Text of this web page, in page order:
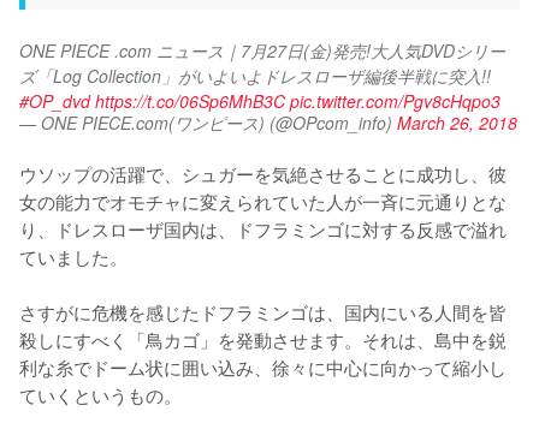
ONE PIECE .com ニュース｜7月27日(金)発売!大人気DVDシリー
#OP_dvd https://t.co/06Sp6MhB3C pic.twitter.com/Pgv8cHqpo3
— ONE PIECE.com(ワンピース) (@OPcom_info) March 26, 2018
ウソップの活躍で、シュガーを気絶させることに成功し、彼
女の能力でオモチャに変えられていた人が一斉に元通りとな
り、ドレスローザ国内は、ドフラミンゴに対する反感で溢れ
ていました。
さすがに危機を感じたドフラミンゴは、国内にいる人間を皆
殺しにすべく「鳥カゴ」を発動させます。それは、島中を鋭
利な糸でドーム状に囲い込み、徐々に中心に向かって縮小し
ていくというもの。